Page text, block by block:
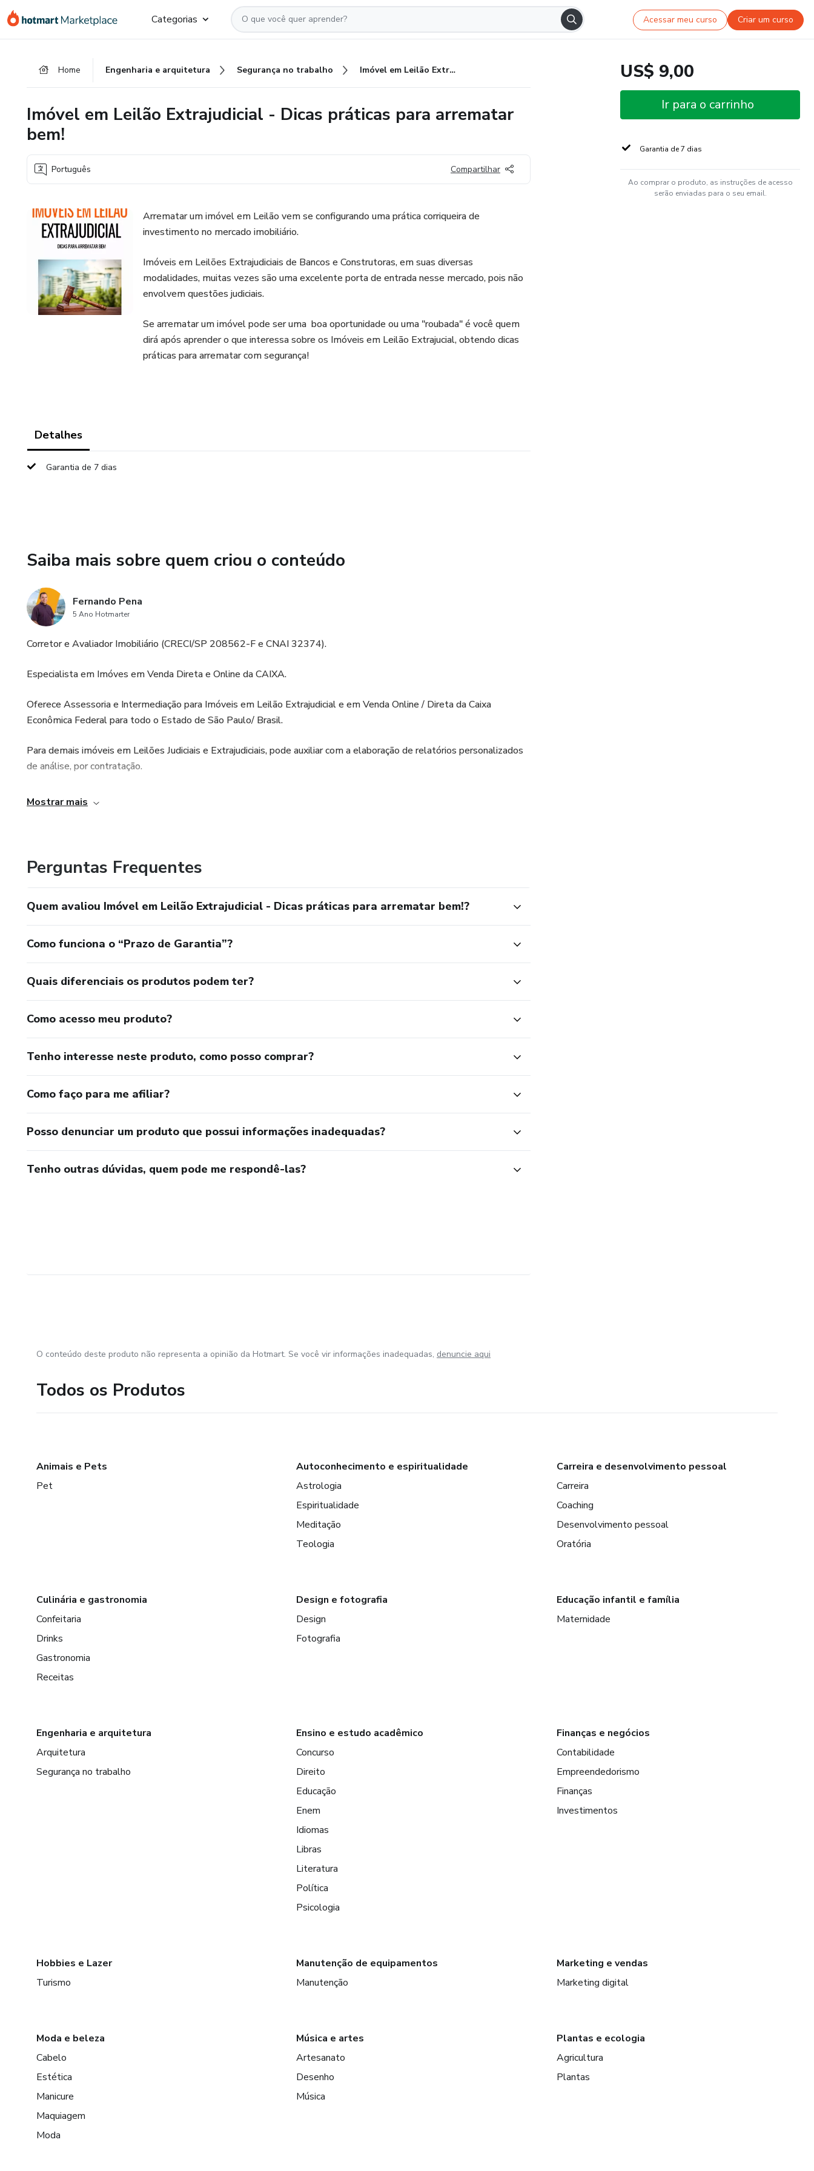
para
para
para
Categorias Acessar meu curso Criar um curso
Home Engenharia e arquitetura Segurança no trabalho Imóvel em Leilão Extrajudicial - Dicas práticas para arrematar bem!
Imóvel em Leilão Extrajudicial - Dicas práticas para arrematar
bem!
Português Compartilhar
Arrematar um imóvel em Leilão vem se configurando uma prática corriqueira de
investimento no mercado imobiliário.
Imóveis em Leilões Extrajudiciais de Bancos e Construtoras, em suas diversas
modalidades, muitas vezes são uma excelente porta de entrada nesse mercado, pois não
envolvem questões judiciais.
Se arrematar um imóvel pode ser uma boa oportunidade ou uma "roubada" é você quem
dirá após aprender o que interessa sobre os Imóveis em Leilão Extrajucial, obtendo dicas
práticas para arrematar com segurança!
Detalhes
Garantia de 7 dias
Saiba mais sobre quem criou o conteúdo
Fernando Pena
5 Ano Hotmarter
Corretor e Avaliador Imobiliário (CRECI/SP 208562-F e CNAI 32374).
Especialista em Imóves em Venda Direta e Online da CAIXA.
Oferece Assessoria e Intermediação para Imóveis em Leilão Extrajudicial e em Venda Online / Direta da Caixa
Econômica Federal para todo o Estado de São Paulo/ Brasil.
Para demais imóveis em Leilões Judiciais e Extrajudiciais, pode auxiliar com a elaboração de relatórios personalizados
de análise, por contratação.
Consultor imobiliário para imóveis tradicionais na cidade de Indaiatuba/SP.
Mostrar mais
Perguntas Frequentes
Quem avaliou Imóvel em Leilão Extrajudicial - Dicas práticas para arrematar bem!?
Como funciona o “Prazo de Garantia”?
Quais diferenciais os produtos podem ter?
Como acesso meu produto?
Tenho interesse neste produto, como posso comprar?
Como faço para me afiliar?
Posso denunciar um produto que possui informações inadequadas?
Tenho outras dúvidas, quem pode me respondê-las?
US$ 9,00
Ir para o carrinho
Garantia de 7 dias
Ao comprar o produto, as instruções de acesso
serão enviadas para o seu email.
O conteúdo deste produto não representa a opinião da Hotmart. Se você vir informações inadequadas, denuncie aqui
Todos os Produtos
Animais e Pets
Pet
Autoconhecimento e espiritualidade
Astrologia
Espiritualidade
Meditação
Teologia
Carreira e desenvolvimento pessoal
Carreira
Coaching
Desenvolvimento pessoal
Oratória
Culinária e gastronomia
Confeitaria
Drinks
Gastronomia
Receitas
Design e fotografia
Design
Fotografia
Educação infantil e família
Maternidade
Engenharia e arquitetura
Arquitetura
Segurança no trabalho
Ensino e estudo acadêmico
Concurso
Direito
Educação
Enem
Idiomas
Libras
Literatura
Política
Psicologia
Finanças e negócios
Contabilidade
Empreendedorismo
Finanças
Investimentos
Hobbies e Lazer
Turismo
Manutenção de equipamentos
Manutenção
Marketing e vendas
Marketing digital
Moda e beleza
Cabelo
Estética
Manicure
Maquiagem
Moda
Música e artes
Artesanato
Desenho
Música
Plantas e ecologia
Agricultura
Plantas